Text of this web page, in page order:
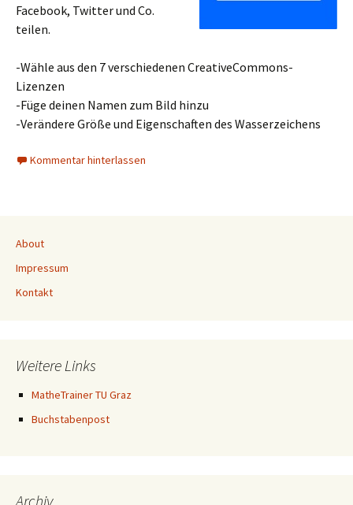
Facebook, Twitter und Co.
teilen.
-Wähle aus den 7 verschiedenen CreativeCommons-
Lizenzen
-Füge deinen Namen zum Bild hinzu
-Verändere Größe und Eigenschaften des Wasserzeichens
Kommentar hinterlassen
About
Impressum
Kontakt
Weitere Links
MatheTrainer TU Graz
Buchstabenpost
Archiv